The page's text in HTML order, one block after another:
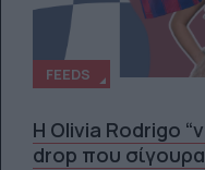
FEEDS
Η Olivia Rodrigo
drop που